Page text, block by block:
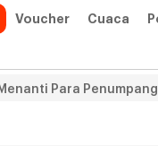
Voucher Cuaca
Para